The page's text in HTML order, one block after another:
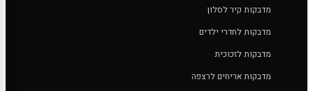
מדבקות קיר לסלון
מדבקות לחדרי ילדים
מדבקות לזכוכית
מדבקות אריחים לרצפה